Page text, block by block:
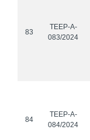
83
TEEP-A-
083/2024
84
TEEP-A-
084/2024